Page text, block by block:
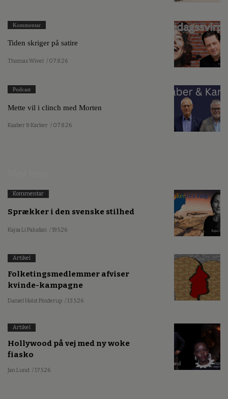
Kommentar
Tiden skriger på satire
Thomas Wivel / 07.8.26
Podcast
Mette vil i clinch med Morten
Kaaber & Karker / 07.8.26
Kommentar
Sprækker i den svenske stilhed
Kajsa Li Paludan / 19.5.26
Artikel
Folketingsmedlemmer afviser
kvinde-kampagne
Daniel Holst Pinderup / 13.5.26
Artikel
Hollywood på vej med ny woke
fiasko
Jan Lund / 17.5.26